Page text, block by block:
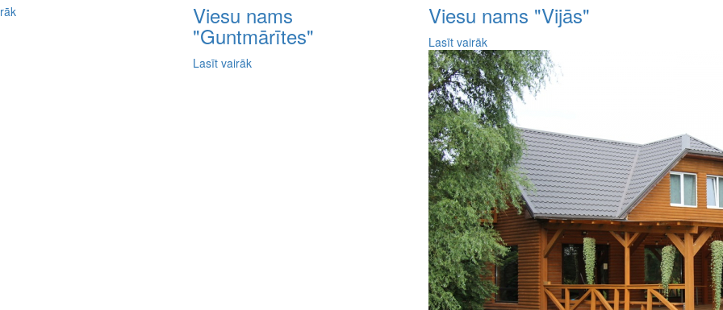
Viesu nams
"Guntmārītes"
Lasīt vairāk
Viesu nams "Vijās"
Lasīt vairāk